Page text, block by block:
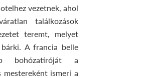
vezetnek, ahol
találkozások
teremt, melyet
A francia belle
bohózatíróját a
mestereként ismeri a